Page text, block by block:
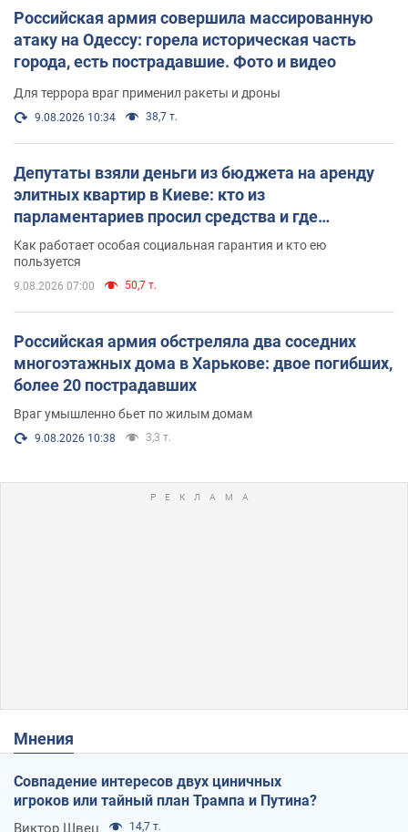
Российская армия совершила массированную
атаку на Одессу: горела историческая часть
города, есть пострадавшие. Фото и видео
Для террора враг применил ракеты и дроны
9.08.2026 10:34 38,7 т.
Депутаты взяли деньги из бюджета на аренду
элитных квартир в Киеве: кто из
парламентариев просил средства и где
поселился
Как работает особая социальная гарантия и кто ею
пользуется
9.08.2026 07:00 50,7 т.
Российская армия обстреляла два соседних
многоэтажных дома в Харькове: двое погибших,
более 20 пострадавших
Враг умышленно бьет по жилым домам
9.08.2026 10:38 3,3 т.
Мнения
Совпадение интересов двух циничных
игроков или тайный план Трампа и Путина?
Виктор Швец 14,7 т.